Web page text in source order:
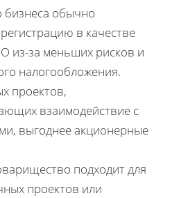
бизнеса обычно
в качестве
из-за меньших рисков и
налогообложения.
проектов,
взаимодействие с
выгоднее акционерные
подходит для
проектов или